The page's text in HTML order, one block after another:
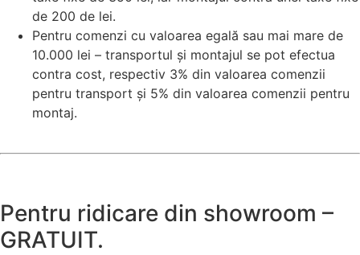
de 200 de lei.
Pentru comenzi cu valoarea egală sau mai mare de
10.000 lei – transportul și montajul se pot efectua
contra cost, respectiv 3% din valoarea comenzii
pentru transport și 5% din valoarea comenzii pentru
montaj.
Pentru ridicare din showroom –
GRATUIT.